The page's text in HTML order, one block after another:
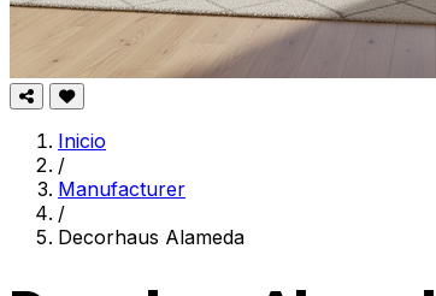
Inicio
/
Manufacturer
/
Decorhaus Alameda